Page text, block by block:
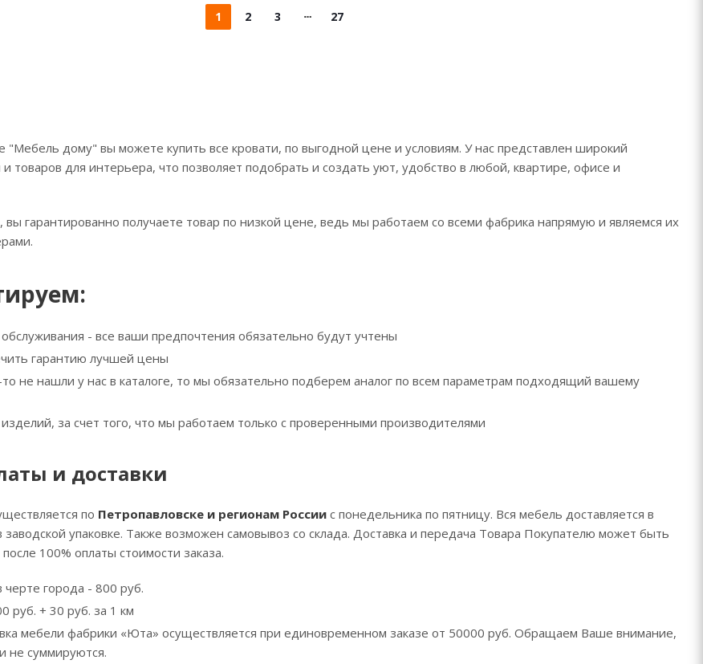
1 2 3 27
"Мебель дому" вы можете купить все кровати, по выгодной цене и условиям. У нас представлен широкий
товаров для интерьера, что позволяет подобрать и создать уют, удобство в любой, квартире, офисе и
вы гарантированно получаете товар по низкой цене, ведь мы работаем со всеми фабрика напрямую и являемся их
обслуживания - все ваши предпочтения обязательно будут учтены
гарантию лучшей цены
не нашли у нас в каталоге, то мы обязательно подберем аналог по всем параметрам подходящий вашему
изделий, за счет того, что мы работаем только с проверенными производителями
и доставки
по Петропавловске и регионам России с понедельника по пятницу. Вся мебель доставляется в
упаковке. Также возможен самовывоз со склада. Доставка и передача Товара Покупателю может быть
100% оплаты стоимости заказа.
черте города - 800 руб.
руб. + 30 руб. за 1 км
мебели фабрики «Юта» осуществляется при единовременном заказе от 50000 руб. Обращаем Ваше внимание,
не суммируются.